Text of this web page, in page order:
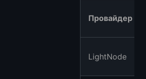
Провайдер
LightNode